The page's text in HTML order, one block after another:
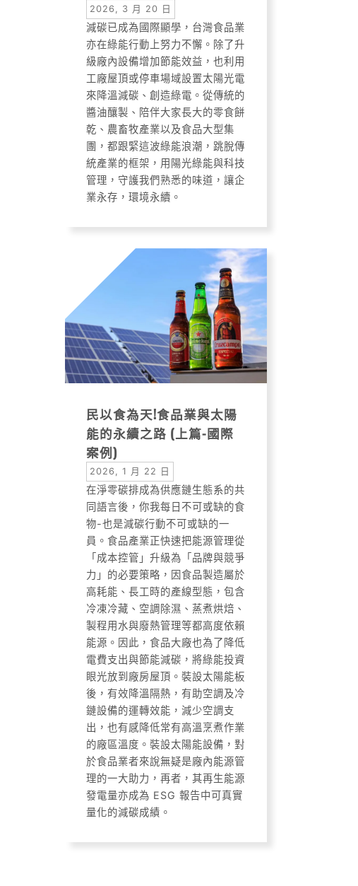
2026, 3 月 20 日
減碳已成為國際顯學，台灣食品業
亦在綠能行動上努力不懈。除了升
級廠內設備增加節能效益，也利用
工廠屋頂或停車場域設置太陽光電
來降溫減碳、創造綠電。從傳統的
醬油釀製、陪伴大家長大的零食餅
乾、農畜牧產業以及食品大型集
團，都跟緊這波綠能浪潮，跳脫傳
統產業的框架，用陽光綠能與科技
管理，守護我們熟悉的味道，讓企
業永存，環境永續。
民以食為天!食品業與太陽
能的永續之路 (上篇-國際
案例)
2026, 1 月 22 日
在淨零碳排成為供應鏈生態系的共
同語言後，你我每日不可或缺的食
物-也是減碳行動不可或缺的一
員。食品產業正快速把能源管理從
「成本控管」升級為「品牌與競爭
力」的必要策略，因食品製造屬於
高耗能、長工時的產線型態，包含
冷凍冷藏、空調除濕、蒸煮烘焙、
製程用水與廢熱管理等都高度依賴
能源。因此，食品大廠也為了降低
電費支出與節能減碳，將綠能投資
眼光放到廠房屋頂。裝設太陽能板
後，有效降溫隔熱，有助空調及冷
鏈設備的運轉效能，減少空調支
出，也有感降低常有高溫烹煮作業
的廠區溫度。裝設太陽能設備，對
於食品業者來說無疑是廠內能源管
理的一大助力，再者，其再生能源
發電量亦成為 ESG 報告中可真實
量化的減碳成績。